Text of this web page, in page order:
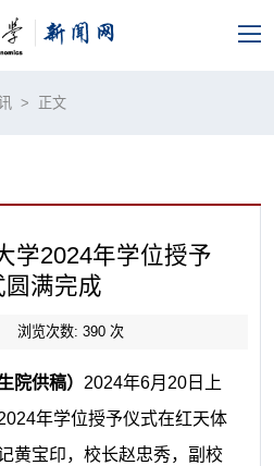
> 正文
学2024年学位授予
圆满完成
浏览次数: 390次
院供稿） 2024年6月20日上
年学位授予仪式在红天体
黄宝印，校长赵忠秀，副校